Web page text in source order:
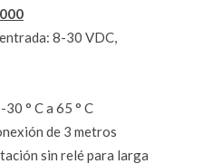
8-30 VDC,
° C a 65 ° C
de 3 metros
sin relé para larga